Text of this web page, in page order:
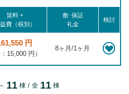
賃料 +
費（税別）
敷･保証
礼金
検討
円
：15,000 円）
8ヶ月/1ヶ月
11 棟 / 全 11 棟